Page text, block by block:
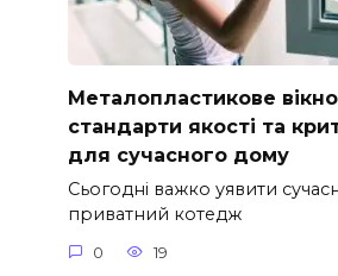
Металопластикове
стандарти якості та
для сучасного дому
Сьогодні важко уявити
приватний котедж
0 19